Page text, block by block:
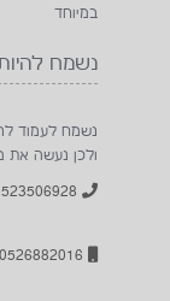
במיוחד
נשמח
נשמח לעמוד
ולכן נעשה את